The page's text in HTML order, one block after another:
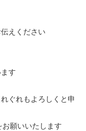
えください
す
ぐれもよろしくと申
願いいたします